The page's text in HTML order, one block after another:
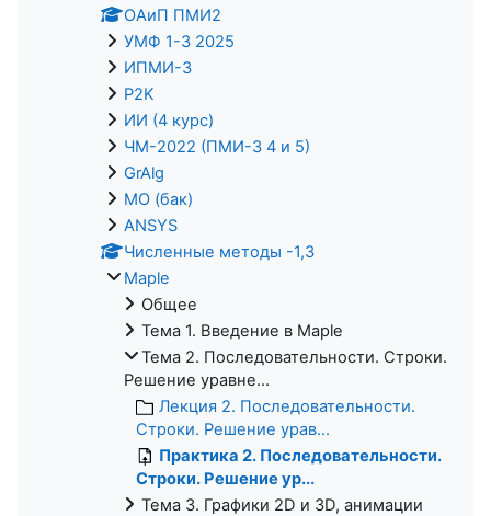
ОАиП ПМИ2
УМФ 1-3 2025
ИПМИ-3
P2K
ИИ (4 курс)
ЧМ-2022 (ПМИ-3 4 и 5)
GrAlg
МО (бак)
ANSYS
Численные методы -1,3
Maple
Общее
Тема 1. Введение в Maple
Тема 2. Последовательности. Строки.
Решение уравне...
Лекция 2. Последовательности.
Строки. Решение урав...
Практика 2. Последовательности.
Строки. Решение ур...
Тема 3. Графики 2D и 3D, анимации